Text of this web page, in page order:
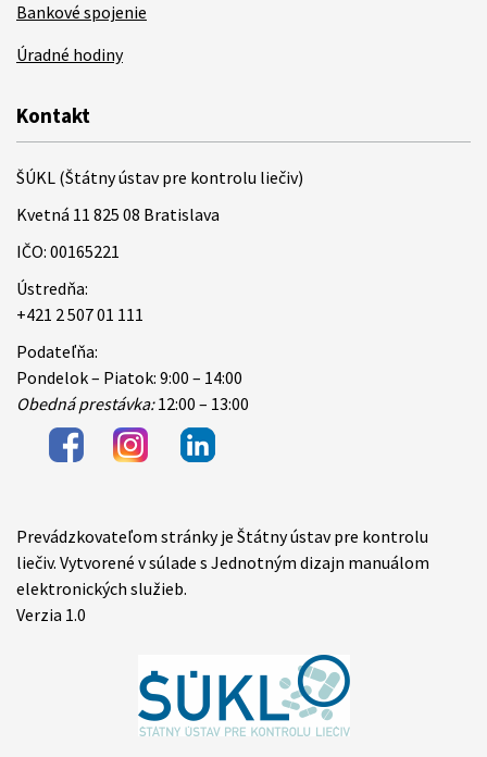
Bankové spojenie
Úradné hodiny
Kontakt
ŠÚKL (Štátny ústav pre kontrolu liečiv)
Kvetná 11 825 08 Bratislava
IČO: 00165221
Ústredňa:
+421 2 507 01 111
Podateľňa:
Pondelok – Piatok: 9:00 – 14:00
Obedná prestávka:12:00 – 13:00
Items
Prevádzkovateľom stránky je Štátny ústav pre kontrolu
liečiv. Vytvorené v súlade s Jednotným dizajn manuálom
elektronických služieb.
Verzia 1.0